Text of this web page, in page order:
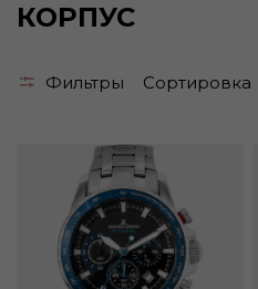
КОРПУС
Фильтры Сортировка